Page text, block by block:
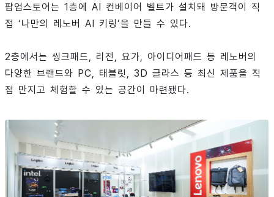
팝업스토어는 1층에 AI 컨베이어 벨트가 설치돼 방문객이 직
접 ‘나만의 레노버 AI 키링’을 만들 수 있다.
2층에서는 씽크패드, 리전, 요가, 아이디어패드 등 레노버의
다양한 브랜드와 PC, 태블릿, 3D 글라스 등 최신 제품을 직
접 만지고 체험할 수 있는 공간이 마련됐다.